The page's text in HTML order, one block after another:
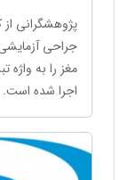
پژوهشگرانی از
جراحی
مغز را به واژه
اجرا شده است.